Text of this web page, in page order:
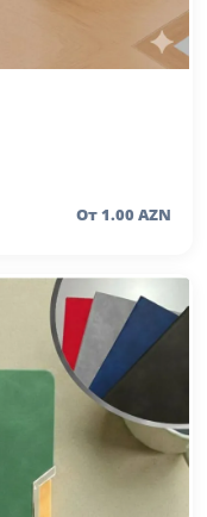
От 1.00 AZN